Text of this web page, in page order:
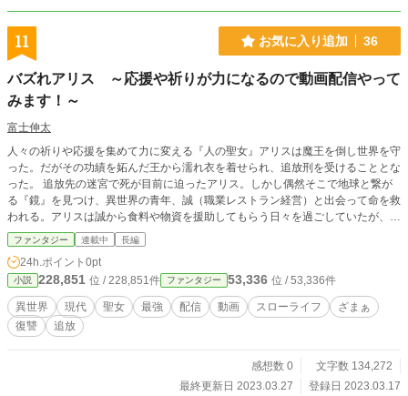
11 お気に入り追加 36
バズれアリス ～応援や祈りが力になるので動画配信やって
みます！～
富士伸太
人々の祈りや応援を集めて力に変える『人の聖女』アリスは魔王を倒し世界を守
った。だがその功績を妬んだ王から濡れ衣を着せられ、追放刑を受けることとな
った。 追放先の迷宮で死が目前に迫ったアリス。しかし偶然そこで地球と繋が
る『鏡』を見つけ、異世界の青年、誠（職業レストラン経営）と出会って命を救
われる。アリスは誠から食料や物資を援助してもらう日々を過ごしていたが、あ
るとき「動画配信してみないか？」という誘いを受ける。地球の人々は異世界の
光景やアリスの強烈なキャラクターに驚き、動画は凄まじい勢いでバズる。する
となぜかアリスの体に凄まじい魔力が流れ込み…… ※小説家になろうでも投稿
しています
ファンタジー 連載中 長編
24h.ポイント 0pt
小説 228,851 位 / 228,851件 ファンタジー 53,336 位 / 53,336件
異世界 現代 聖女 最強 配信 動画 スローライフ
ざまぁ
復讐
追放
感想数 0
文字数 134,272
最終更新日 2023.03.27
登録日 2023.03.17